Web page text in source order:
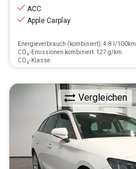
ACC
Apple Carplay
Energieverbrauch (kombiniert): 4.8 l/100km
CO₂-Emissionen kombiniert: 127 g/km
CO₂-Klasse:
Vergleichen